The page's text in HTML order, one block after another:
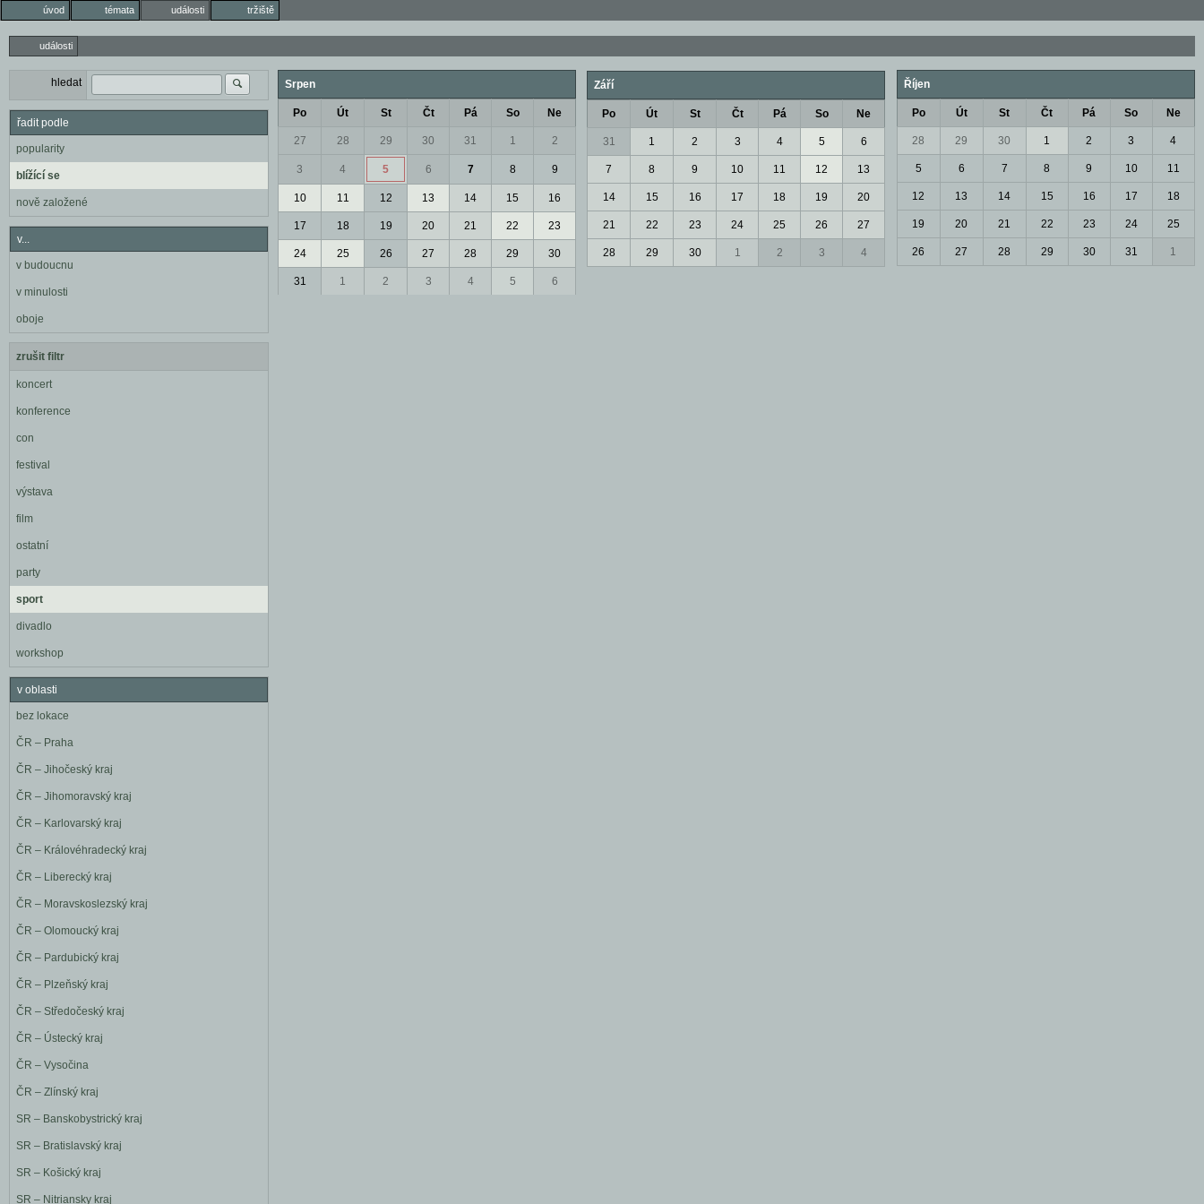
úvod témata události tržiště
události
hledat
řadit podle
popularity
blížící se
nově založené
v...
v budoucnu
v minulosti
oboje
zrušit filtr
koncert
konference
con
festival
výstava
film
ostatní
party
sport
divadlo
workshop
v oblasti
bez lokace
ČR – Praha
ČR – Jihočeský kraj
ČR – Jihomoravský kraj
ČR – Karlovarský kraj
ČR – Královéhradecký kraj
ČR – Liberecký kraj
ČR – Moravskoslezský kraj
ČR – Olomoucký kraj
ČR – Pardubický kraj
ČR – Plzeňský kraj
ČR – Středočeský kraj
ČR – Ústecký kraj
ČR – Vysočina
ČR – Zlínský kraj
SR – Banskobystrický kraj
SR – Bratislavský kraj
SR – Košický kraj
SR – Nitriansky kraj
Srpen
Po Út St Čt Pá So Ne
27 28 29 30 31 1 2
3 4 5 6 7 8 9
10 11 12 13 14 15 16
17 18 19 20 21 22 23
24 25 26 27 28 29 30
31 1 2 3 4 5 6
Září
Po Út St Čt Pá So Ne
31 1 2 3 4 5 6
7 8 9 10 11 12 13
14 15 16 17 18 19 20
21 22 23 24 25 26 27
28 29 30 1 2 3 4
Říjen
Po Út St Čt Pá So Ne
28 29 30 1 2 3 4
5 6 7 8 9 10 11
12 13 14 15 16 17 18
19 20 21 22 23 24 25
26 27 28 29 30 31 1